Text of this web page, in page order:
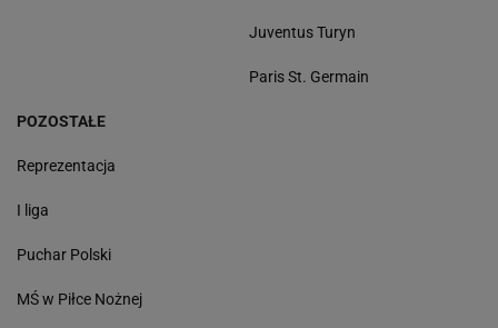
Juventus Turyn
Paris St. Germain
POZOSTAŁE
Reprezentacja
I liga
Puchar Polski
MŚ w Piłce Nożnej